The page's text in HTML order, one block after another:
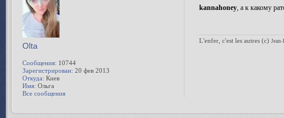
kannahoney, а к какому
L'enfer, c'est les autres (c)
Olta
Сообщения: 10744
Зарегистрирован: 20 фев 2013
Откуда: Киев
Имя: Ольга
Все сообщения